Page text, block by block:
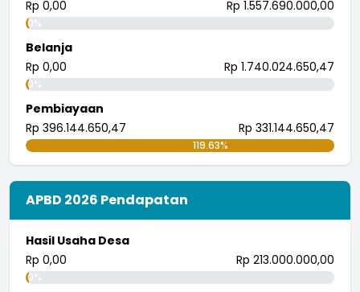
tingkatkan.
...selengkapnya
i wayan pujana eka putra
25 Juli 2018 09:30:04
Rp 0,00
Rp 1.557.690.000,00
0%
Belanja
Rp 0,00
Rp 1.740.024.650,47
0%
Pembiayaan
Rp 396.144.650,47
Rp 331.144.650,47
119.63%
APBD 2026 Pendapatan
Hasil Usaha Desa
Rp 0,00
Rp 213.000.000,00
0%